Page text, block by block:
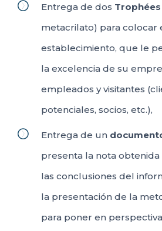
Entrega de dos Trophées
metacrilato) para colocar
establecimiento, que le
la excelencia de su
empleados y visitantes
potenciales, socios, etc.),
Entrega de un
presenta la nota
las conclusiones del
la presentación de la
para poner en